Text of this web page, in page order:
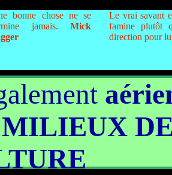
bonne chose ne se
jamais. Mick
Le vrai savant
famine plutôt
direction pour
DE